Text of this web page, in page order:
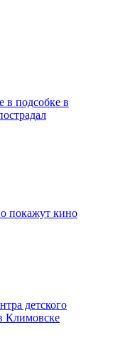
в подсобке в
покажут кино
детского
Климовске